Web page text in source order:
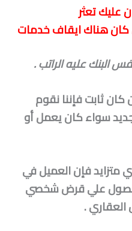
عليك تعثر
هناك ايقاف خدمات
البنك عليه الراتب .
ثابت فإننا نقوم
سواء كان يعمل أو
متزايد فإن العميل في
علي قرض شخصي
.